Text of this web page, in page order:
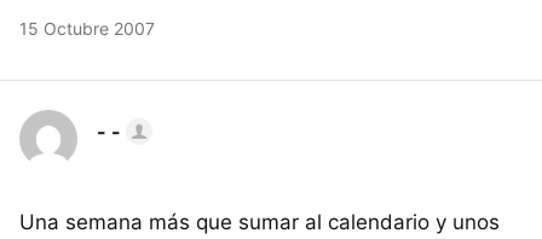
15 Octubre 2007
- -
Una semana más que sumar al calendario y unos